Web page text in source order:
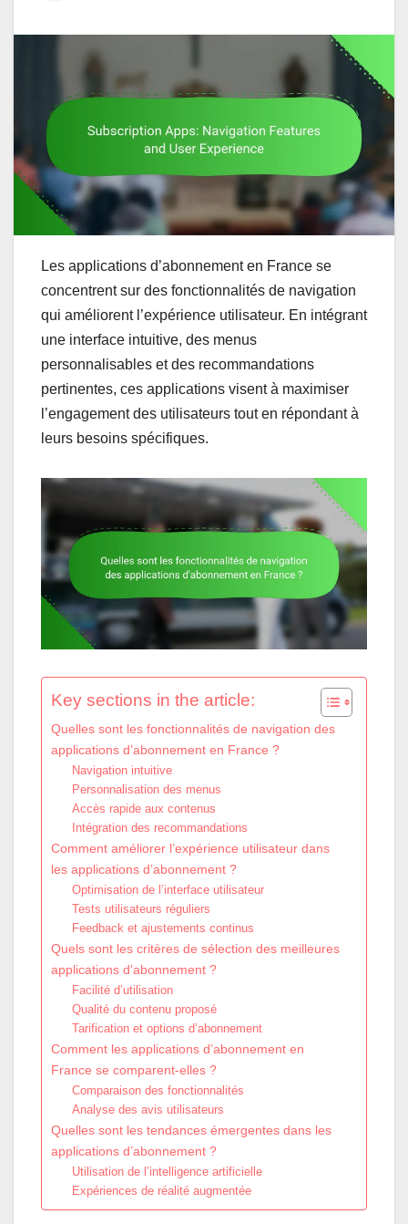
Les applications d’abonnement en France se
concentrent sur des fonctionnalités de navigation
qui améliorent l’expérience utilisateur. En intégrant
une interface intuitive, des menus
personnalisables et des recommandations
pertinentes, ces applications visent à maximiser
l’engagement des utilisateurs tout en répondant à
leurs besoins spécifiques.
Key sections in the article:
Quelles sont les fonctionnalités de navigation des
applications d’abonnement en France ?
Navigation intuitive
Personnalisation des menus
Accès rapide aux contenus
Intégration des recommandations
Comment améliorer l’expérience utilisateur dans
les applications d’abonnement ?
Optimisation de l’interface utilisateur
Tests utilisateurs réguliers
Feedback et ajustements continus
Quels sont les critères de sélection des meilleures
applications d’abonnement ?
Facilité d’utilisation
Qualité du contenu proposé
Tarification et options d’abonnement
Comment les applications d’abonnement en
France se comparent-elles ?
Comparaison des fonctionnalités
Analyse des avis utilisateurs
Quelles sont les tendances émergentes dans les
applications d’abonnement ?
Utilisation de l’intelligence artificielle
Expériences de réalité augmentée